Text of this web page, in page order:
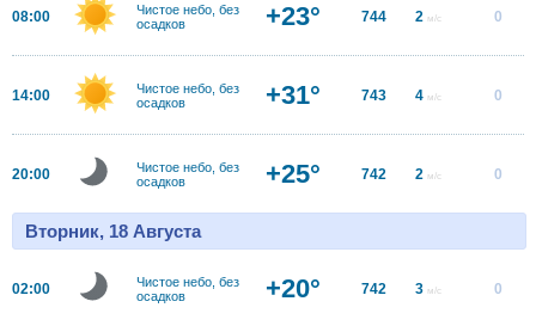
08:00
Чистое небо, без
осадков
+23° 744 2 м/с 0
14:00
Чистое небо, без
осадков
+31° 743 4 м/с 0
20:00
Чистое небо, без
осадков
+25° 742 2 м/с 0
Вторник, 18 Августа
02:00
Чистое небо, без
осадков
+20° 742 3 м/с 0